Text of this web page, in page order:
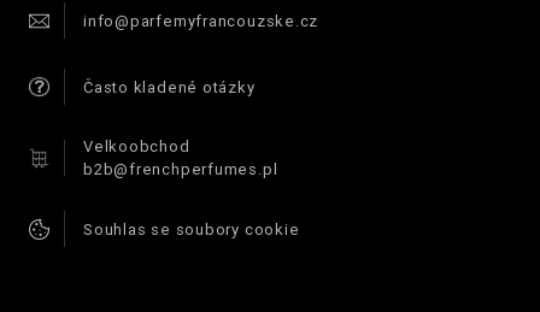
info@parfemyfrancouzske.cz
Často kladené otázky
Velkoobchod
b2b@frenchperfumes.pl
Souhlas se soubory cookie